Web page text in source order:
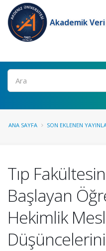
Akademik
Ara
ANA SAYFA SON EKLENEN
Tıp
Başlayan
Hekimlik